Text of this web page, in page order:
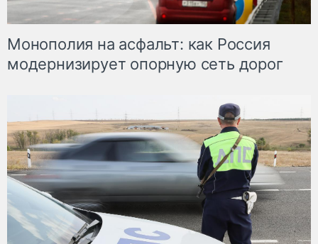
Монополия на асфальт: как Россия
модернизирует опорную сеть дорог